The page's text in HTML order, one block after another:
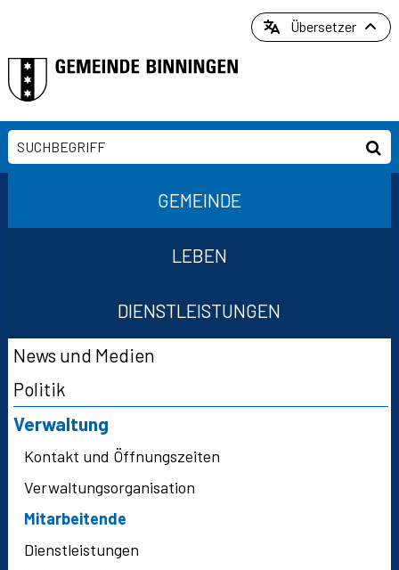
Übersetzer
GEMEINDE
LEBEN
DIENSTLEISTUNGEN
Suchformular
Suchbegriff
Subnavigation
News und Medien
Politik
Verwaltung
Kontakt und Öffnungszeiten
Verwaltungsorganisation
Mitarbeitende
Dienstleistungen